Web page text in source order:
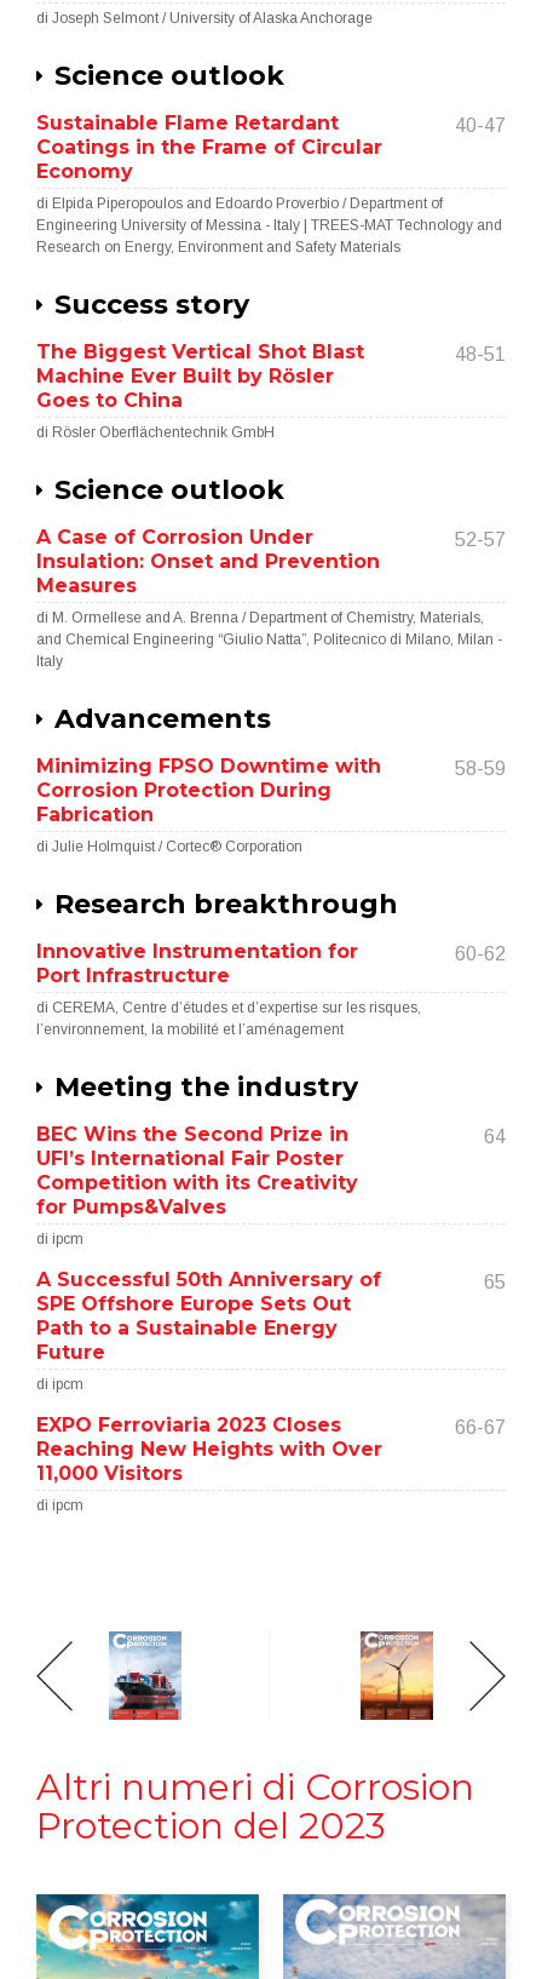
di Joseph Selmont / University of Alaska Anchorage
Science outlook
Sustainable Flame Retardant
Coatings in the Frame of Circular
Economy
40-47
di Elpida Piperopoulos and Edoardo Proverbio / Department of
Engineering University of Messina - Italy | TREES-MAT Technology and
Research on Energy, Environment and Safety Materials
Success story
The Biggest Vertical Shot Blast
Machine Ever Built by Rösler
Goes to China
48-51
di Rösler Oberflächentechnik GmbH
Science outlook
A Case of Corrosion Under
Insulation: Onset and Prevention
Measures
52-57
di M. Ormellese and A. Brenna / Department of Chemistry, Materials,
and Chemical Engineering “Giulio Natta”, Politecnico di Milano, Milan -
Italy
Advancements
Minimizing FPSO Downtime with
Corrosion Protection During
Fabrication
58-59
di Julie Holmquist / Cortec® Corporation
Research breakthrough
Innovative Instrumentation for
Port Infrastructure
60-62
di CEREMA, Centre d’études et d’expertise sur les risques,
l’environnement, la mobilité et l’aménagement
Meeting the industry
BEC Wins the Second Prize in
UFI’s International Fair Poster
Competition with its Creativity
for Pumps&Valves
64
di ipcm
A Successful 50th Anniversary of
SPE Offshore Europe Sets Out
Path to a Sustainable Energy
Future
65
di ipcm
EXPO Ferroviaria 2023 Closes
Reaching New Heights with Over
11,000 Visitors
66-67
di ipcm
Altri numeri di Corrosion
Protection del 2023